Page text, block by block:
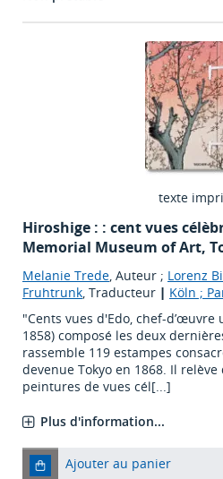
texte
Hiroshige : : cent vues
Memorial Museum of Art,
Melanie Trede, Auteur ; Lorenz
Fruhtrunk, Traducteur | Köln ;
"Cents vues d'Edo, chef-
1858) composé les deux
rassemble 119 estampes
devenue Tokyo en 1868. Il
peintures de vues cél[...]
Plus d'information...
Ajouter au panier